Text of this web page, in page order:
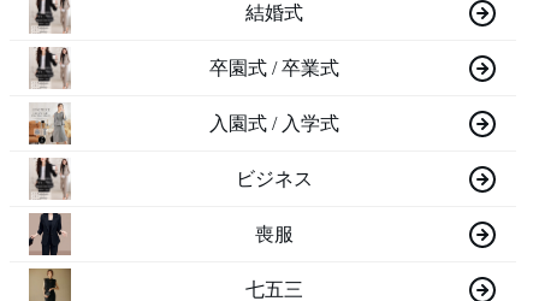
結婚式
卒園式 / 卒業式
入園式 / 入学式
ビジネス
喪服
七五三